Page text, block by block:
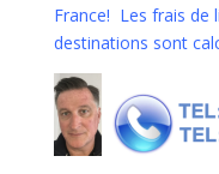
France! Les frais de
destinations sont